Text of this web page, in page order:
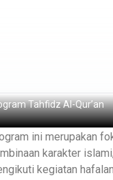
Tahfidz Al-Qur’an
ini merupakan
karakter
kegiatan